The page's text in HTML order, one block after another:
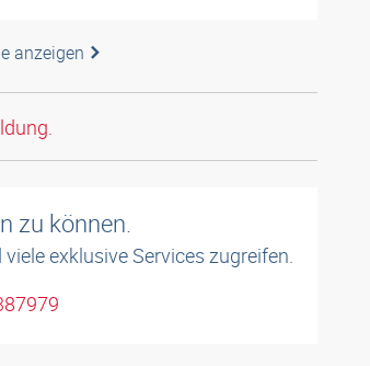
anzeigen
zu können.
exklusive Services zugreifen.